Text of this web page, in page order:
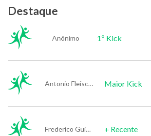
Destaque
Anônimo 1º Kick
Antonio Fleischmann Maior Kick
Frederico Guimarães Schmitz de Souza + Recente